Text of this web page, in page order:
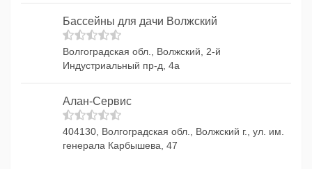
Бассейны для дачи Волжский
Волгоградская обл., Волжский, 2-й
Индустриальный пр-д, 4а
Алан-Сервис
404130, Волгоградская обл., Волжский г., ул. им.
генерала Карбышева, 47